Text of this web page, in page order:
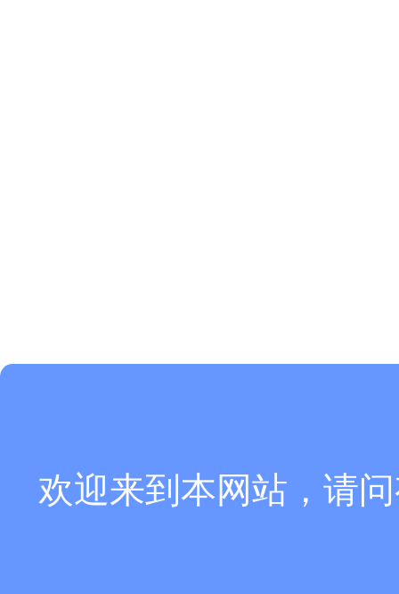
欢迎来到本网站，请